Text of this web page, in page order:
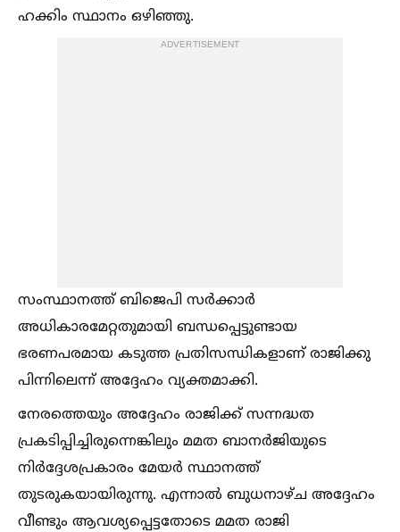
ഹക്കിം സ്ഥാനം ഒഴിഞ്ഞു.
ADVERTISEMENT
സംസ്ഥാനത്ത് ബിജെപി സർക്കാർ
അധികാരമേറ്റതുമായി ബന്ധപ്പെട്ടുണ്ടായ
ഭരണപരമായ കടുത്ത പ്രതിസന്ധികളാണ് രാജിക്കു
പിന്നിലെന്ന് അദ്ദേഹം വ്യക്തമാക്കി.
നേരത്തെയും അദ്ദേഹം രാജിക്ക് സന്നദ്ധത
പ്രകടിപ്പിച്ചിരുന്നെങ്കിലും മമത ബാനർജിയുടെ
നിർദ്ദേശപ്രകാരം മേയർ സ്ഥാനത്ത്
തുടരുകയായിരുന്നു. എന്നാല്‍ ബുധനാഴ്ച അദ്ദേഹം
വീണ്ടും ആവശ്യപ്പെട്ടതോടെ മമത രാജി